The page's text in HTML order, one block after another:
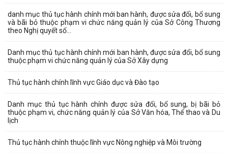
danh mục thủ tục hành chính mới ban hành, được sửa đổi, bổ sung
và bãi bỏ thuộc phạm vi chức năng quản lý của Sở Công Thương
theo Nghị quyết số...
Danh mục thủ tục hành chính mới ban hành, được sửa đổi, bổ sung
thuộc phạm vi chức năng quản lý của Sở Xây dựng
Thủ tục hành chính lĩnh vực Giáo dục và Đào tạo
Danh mục thủ tục hành chính được sửa đổi, bổ sung, bị bãi bỏ
thuộc phạm vi, chức năng quản lý của Sở Văn hóa, Thể thao và Du
lịch
Thủ tục hành chính thuộc lĩnh vực Nông nghiệp và Môi trường